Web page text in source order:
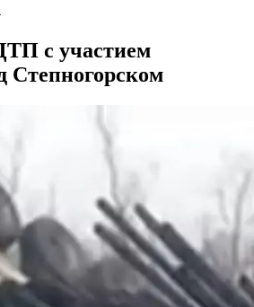
с участием
Степногорском